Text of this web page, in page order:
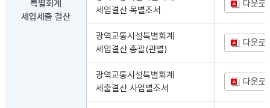
특별회계
세입세출 결산
세입결산 목별조서
다운로
광역교통시설특별회계
세입결산 총괄(관별)
다운로
광역교통시설특별회계
세출결산 사업별조서
다운로